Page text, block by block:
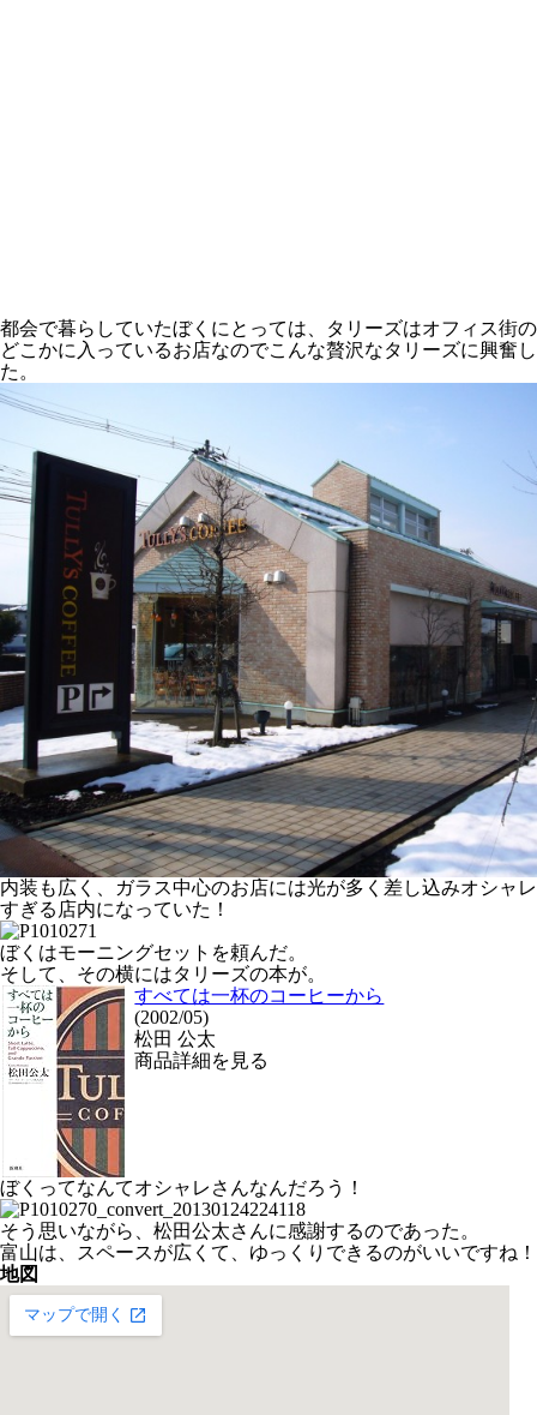
都会で暮らしていたぼくにとっては、タリーズはオフィス街の
どこかに入っているお店なのでこんな贅沢なタリーズに興奮し
た。
内装も広く、ガラス中心のお店には光が多く差し込みオシャレ
すぎる店内になっていた！
ぼくはモーニングセットを頼んだ。
そして、その横にはタリーズの本が。
すべては一杯のコーヒーから
(2002/05)
松田 公太
商品詳細を見る
ぼくってなんてオシャレさんなんだろう！
そう思いながら、松田公太さんに感謝するのであった。
富山は、スペースが広くて、ゆっくりできるのがいいですね！
地図